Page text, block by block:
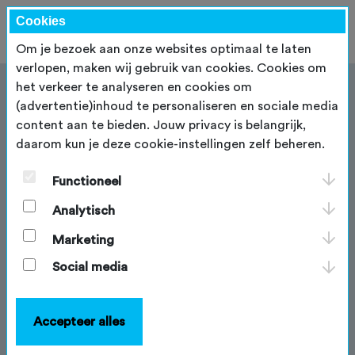
Classificatie
De NTFU hanteert een landelijk classificatiesysteem
dat de technische moeilijkheidsgraad van
mountainbikeroutes objectief bepaalt en daarmee
direct bijdraagt aan de veiligheid en voorspelbaarheid
van het gebruik. Net als op skipistes maakt het
makkelijk, blauw voor gemiddeld, rood voor moeilijk
en zwart voor zeer moeilijk. Deze uniforme indeling
Cookies
Om je bezoek aan onze websites optimaal te laten
verlopen, maken wij gebruik van cookies. Cookies om
het verkeer te analyseren en cookies om
(advertentie)inhoud te personaliseren en sociale media
content aan te bieden. Jouw privacy is belangrijk,
daarom kun je deze cookie-instellingen zelf beheren.
Functioneel
Analytisch
Marketing
Social media
Accepteer alles